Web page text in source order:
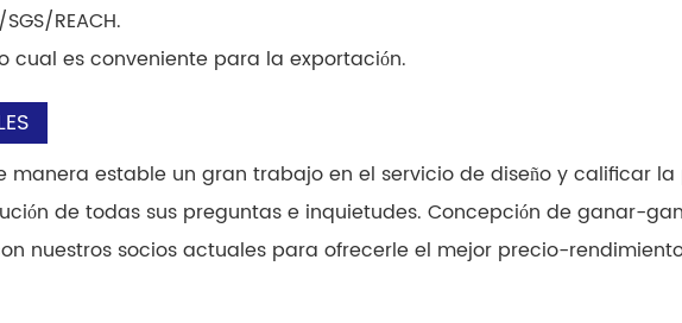
REACH.
cual es conveniente para la exportación.
manera estable un gran trabajo en el servicio de diseño y calificar
de todas sus preguntas e inquietudes. Concepción de ganar-
nuestros socios actuales para ofrecerle el mejor precio-